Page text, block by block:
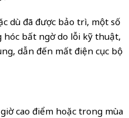
dù đã được bảo trì, một số
hóc bất ngờ do lỗi kỹ thuật,
dẫn đến mất điện cục bộ
cao điểm hoặc trong mùa